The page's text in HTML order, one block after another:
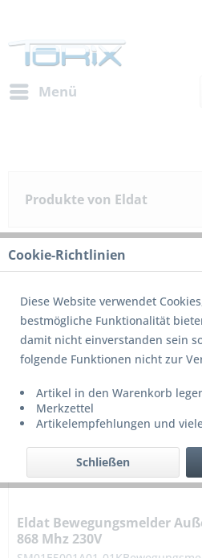
Menü
Produkte von Eldat
Filtern
1 von4
Eldat Bewegungsmelder
868 Mhz 230V
Cookie-Richtlinien
Diese Website verwendet
bestmögliche Funktionalität
damit nicht einverstanden sein
folgende Funktionen nicht zur
Artikel in den Warenkorb
Merkzettel
Artikelempfehlungen und
Schließen